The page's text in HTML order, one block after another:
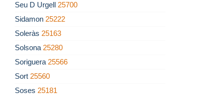
Seu D Urgell 25700
Sidamon 25222
Soleràs 25163
Solsona 25280
Soriguera 25566
Sort 25560
Soses 25181